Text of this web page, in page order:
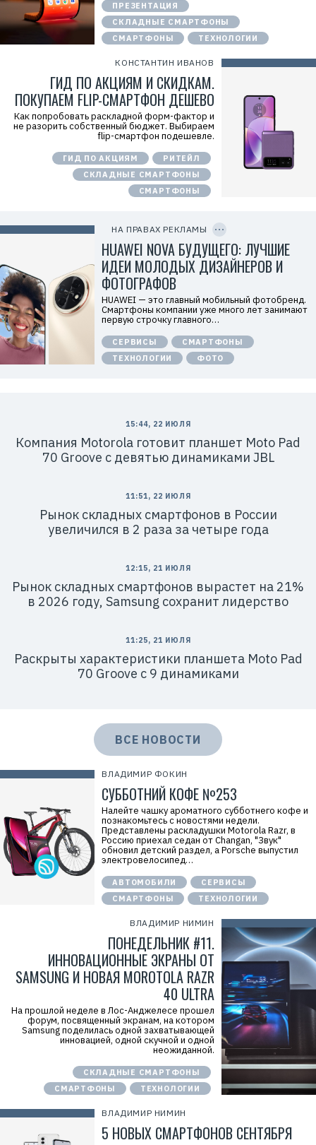
ПРЕЗЕНТАЦИЯ
СКЛАДНЫЕ СМАРТФОНЫ
СМАРТФОНЫ
ТЕХНОЛОГИИ
КОНСТАНТИН ИВАНОВ
ГИД ПО АКЦИЯМ И СКИДКАМ.
ПОКУПАЕМ FLIP-СМАРТФОН ДЕШЕВО
Как попробовать раскладной форм-фактор и
не разорить собственный бюджет. Выбираем
flip-смартфон подешевле.
ГИД ПО АКЦИЯМ
РИТЕЙЛ
СКЛАДНЫЕ СМАРТФОНЫ
СМАРТФОНЫ
ВЛАДИМИР ФОКИН
СУББОТНИЙ КОФЕ №253
Налейте чашку ароматного субботнего кофе и
познакомьтесь с новостями недели.
Представлены раскладушки Motorola Razr, в
Россию приехал седан от Changan, "Звук"
обновил детский раздел, а Porsche выпустил
электровелосипед…
АВТОМОБИЛИ
СЕРВИСЫ
СМАРТФОНЫ
ТЕХНОЛОГИИ
ВЛАДИМИР НИМИН
ПОНЕДЕЛЬНИК #11.
ИННОВАЦИОННЫЕ ЭКРАНЫ ОТ
SAMSUNG И НОВАЯ MOROTOLA RAZR
40 ULTRA
На прошлой неделе в Лос-Анджелесе прошел
форум, посвященный экранам, на котором
Samsung поделилась одной захватывающей
инновацией, одной скучной и одной
неожиданной.
СКЛАДНЫЕ СМАРТФОНЫ
СМАРТФОНЫ
ТЕХНОЛОГИИ
ВЛАДИМИР НИМИН
5 НОВЫХ СМАРТФОНОВ СЕНТЯБРЯ
15:44, 22 ИЮЛЯ
Компания Motorola готовит планшет Moto Pad
70 Groove с девятью динамиками JBL
11:51, 22 ИЮЛЯ
Рынок складных смартфонов в России
увеличился в 2 раза за четыре года
12:15, 21 ИЮЛЯ
Рынок складных смартфонов вырастет на 21%
в 2026 году, Samsung сохранит лидерство
11:25, 21 ИЮЛЯ
Раскрыты характеристики планшета Moto Pad
70 Groove с 9 динамиками
ВСЕ НОВОСТИ
НА ПРАВАХ РЕКЛАМЫ
f
n
x
y
T
W
О
О
О
«
х
к
м
п
а
н
й
И
7
1
4
4
I
HUAWEI NOVA БУДУЩЕГО: ЛУЧШИЕ
ИДЕИ МОЛОДЫХ ДИЗАЙНЕРОВ И
ФОТОГРАФОВ
HUAWEI — это главный мобильный фотобренд.
Смартфоны компании уже много лет занимают
первую строчку главного…
СЕРВИСЫ
СМАРТФОНЫ
ТЕХНОЛОГИИ
ФОТО